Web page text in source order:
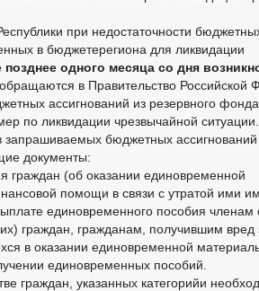
при недостаточности
в бюджетерегиона для ликвидации
позднее одного месяца со дня
обращаются в Правительство Российской
ассигнований из резервного
по ликвидации чрезвычайной ситуации.
запрашиваемых бюджетных ассигнований
документы:
граждан (об оказании единовременной
помощи в связи с утратой ими
единовременного пособия членам
граждан, гражданам, получившим вред
в оказании единовременной
единовременных пособий.
граждан, указанных категорийи